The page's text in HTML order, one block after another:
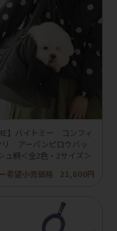
】バイトミー コンフィ
リ アーバンピロウバッ
ュ網＜全2色・2サイズ＞
希望小売価格
21,600円